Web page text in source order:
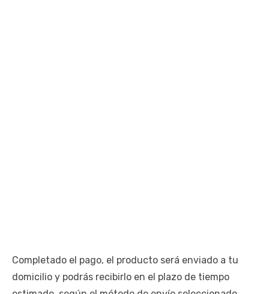
Completado el pago, el producto será enviado a tu
domicilio y podrás recibirlo en el plazo de tiempo